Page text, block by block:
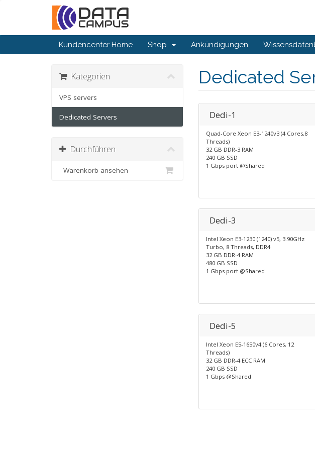
Kundencenter Home Shop Ankündigungen
Dedicated
Kategorien
VPS servers
Dedicated Servers
Durchführen
Warenkorb ansehen
Dedi-1
Quad-Core Xeon E3-1240v3 (4 Cores,8
Threads)
32 GB DDR-3 RAM
240 GB SSD
1 Gbps port @Shared
Dedi-3
Intel Xeon E3-1230 (1240) v5, 3.90GHz
Turbo, 8 Threads, DDR4
32 GB DDR-4 RAM
480 GB SSD
1 Gbps port @Shared
Dedi-5
Intel Xeon E5-1650v4 (6 Cores, 12
Threads)
32 GB DDR-4 ECC RAM
240 GB SSD
1 Gbps @Shared